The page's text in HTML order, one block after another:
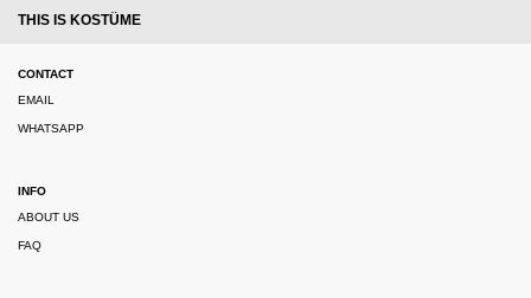
THIS IS KOSTÜME
CONTACT
EMAIL
WHATSAPP
INFO
ABOUT US
FAQ